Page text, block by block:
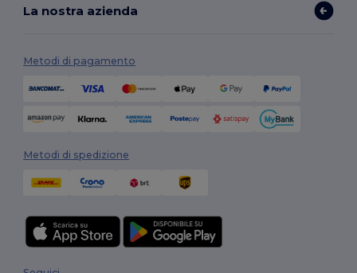
La nostra azienda
Metodi di pagamento
Metodi di spedizione